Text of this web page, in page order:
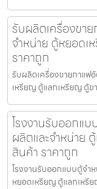
รับผลิตเครื่องขา
จำหน่าย ตู้หยอด
ราคาถูก
รับผลิตเครื่องขายกาแฟ​
เหรียญ ตู้แลกเหรียญ ตู้ข
โรงงานรับออกแ
ผลิตและจำหน่าย
สินค้า ราคาถูก
โรงงานรับออกแบบตู้จำ
หยอดเหรียญ ตู้แลกเหรี